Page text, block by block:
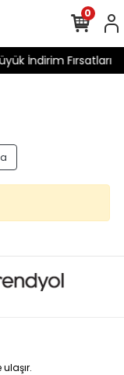
İndirim Fırsatları
0